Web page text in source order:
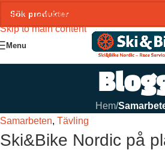
Skip to navigation
Skip to main content
Menu
Hem/
Samarbeten, Tävling
Ski&Bike Nordic på